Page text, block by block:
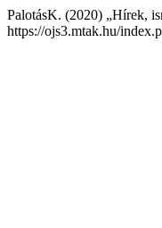
PalotásK. (2020) „Hírek,
https://ojs3.mtak.hu/